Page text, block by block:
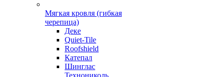
Мягкая кровля (гибкая
черепица)
Деке
Quiet-Tile
Roofshield
Катепал
Шинглас
Технониколь